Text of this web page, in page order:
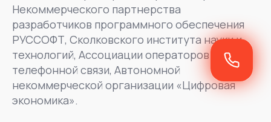
Некоммерческого партнерства
разработчиков программного обеспечения
РУССОФТ, Сколковского института науки и
технологий, Ассоциации операторов
телефонной связи, Автономной
некоммерческой организации «Цифровая
экономика».